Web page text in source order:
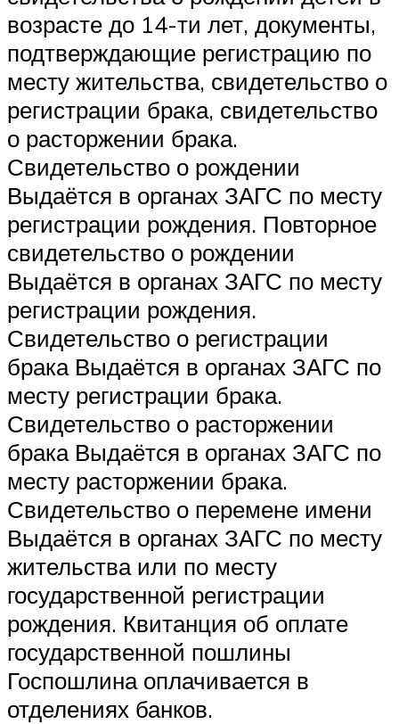
возрасте до 14-ти лет, документы,
подтверждающие регистрацию по
месту жительства, свидетельство о
регистрации брака, свидетельство
о расторжении брака.
Свидетельство о рождении
Выдаётся в органах ЗАГС по месту
регистрации рождения. Повторное
свидетельство о рождении
Выдаётся в органах ЗАГС по месту
регистрации рождения.
Свидетельство о регистрации
брака Выдаётся в органах ЗАГС по
месту регистрации брака.
Свидетельство о расторжении
брака Выдаётся в органах ЗАГС по
месту расторжении брака.
Свидетельство о перемене имени
Выдаётся в органах ЗАГС по месту
жительства или по месту
государственной регистрации
рождения. Квитанция об оплате
государственной пошлины
Госпошлина оплачивается в
отделениях банков.